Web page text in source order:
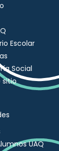
Escolar
Social
sitio
UAQ